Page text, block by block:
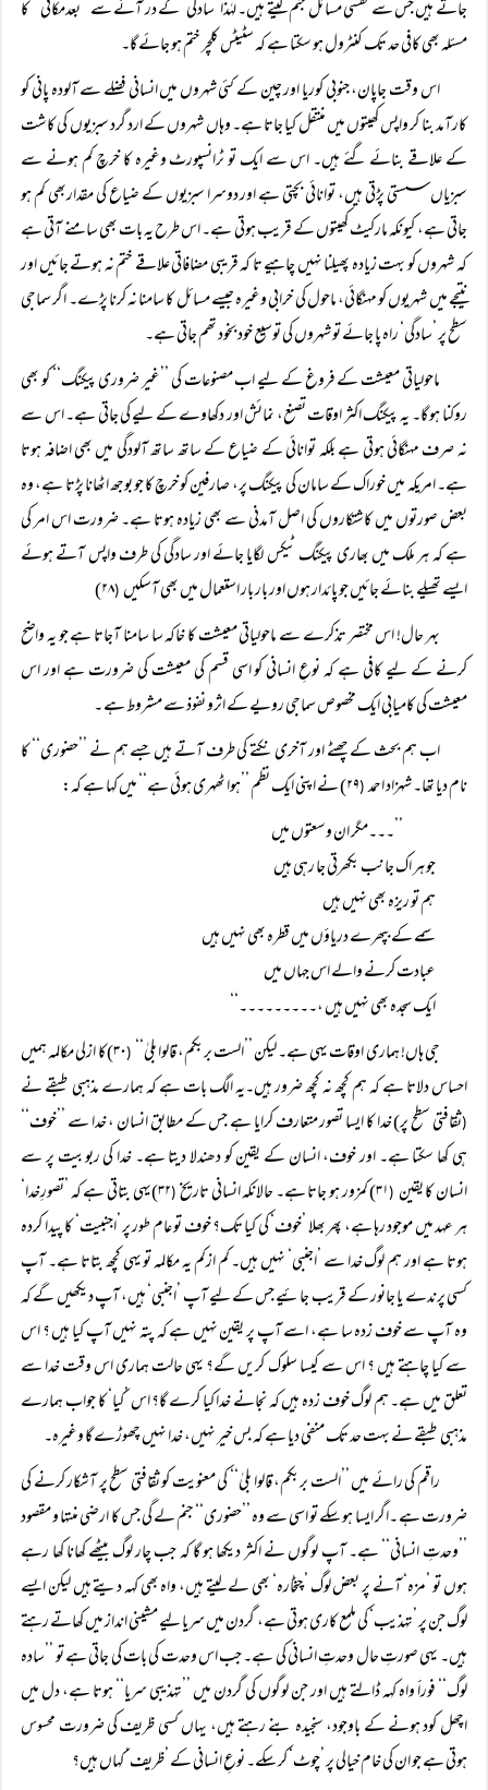
جاتے ہیں جس سے نفسی مسائل جنم لیتے ہیں۔ لہٰذا ’سادگی‘ کے در آنے سے ’’بعدمکانی‘‘ کا
مسئلہ بھی کافی حد تک کنٹرول ہو سکتا ہے کہ سٹیٹس کلچر ختم ہو جائے گا۔
اس وقت جاپان، جنوبی کوریا اور چین کے کئی شہروں میں انسانی فضلے سے آلودہ پانی کو
کارآمد بنا کر واپس کھیتوں میں منتقل کیا جاتا ہے۔ وہاں شہروں کے ارد گرد سبزیوں کی کاشت
کے علاقے بنائے گئے ہیں۔ اس سے ایک تو ٹرانسپورٹ وغیرہ کا خرچ کم ہونے سے
سبزیاں سستی پڑتی ہیں، توانائی بچتی ہے اور دوسرا سبزیوں کے ضیاع کی مقداربھی کم ہو
جاتی ہے، کیونکہ مارکیٹ کھیتوں کے قریب ہوتی ہے۔ اس طرح یہ بات بھی سامنے آتی ہے
کہ شہروں کو بہت زیادہ پھیلنا نہیں چاہیے تا کہ قریبی مضافاتی علاقے ختم نہ ہوتے جائیں اور
نتیجے میں شہریوں کو مہنگائی، ماحول کی خرابی وغیرہ جیسے مسائل کا سامنا نہ کرنا پڑے۔ اگر سماجی
سطح پر ’سادگی‘ راہ پا جائے تو شہروں کی توسیع خود بخود تھم جاتی ہے۔
ماحولیاتی معیشت کے فروغ کے لیے اب مصنوعات کی ’’غیر ضروری پیکنگ‘‘ کو بھی
روکنا ہو گا۔ یہ پیکنگ اکثر اوقات تصنع، نمائش اور دکھاوے کے لیے کی جاتی ہے۔ اس سے
نہ صرف مہنگائی ہوتی ہے بلکہ توانائی کے ضیاع کے ساتھ ساتھ آلودگی میں بھی اضافہ ہوتا
ہے۔ امریکہ میں خوراک کے سامان کی پیکنگ پر، صارفین کو خرچ کا جو بوجھ اٹھانا پڑتا ہے، وہ
بعض صورتوں میں کاشتکاروں کی اصل آمدنی سے بھی زیادہ ہوتا ہے۔ ضرورت اس امر کی
ہے کہ ہر ملک میں بھاری پیکنگ ٹیکس لگایا جائے اور سادگی کی طرف واپس آتے ہوئے
ایسے تھیلے بنائے جائیں جو پائدار ہوں اور بار بار استعمال میں بھی آسکیں (۲۸)
بہر حال! اس مختصر تذکرے سے ماحولیاتی معیشت کا خاکہ سا سامنا آجاتا ہے جو یہ واضح
کرنے کے لیے کافی ہے کہ نوعِ انسانی کو اسی قسم کی معیشت کی ضرورت ہے اور اس
معیشت کی کامیابی ایک مخصوص سماجی رویے کے اثرو نفوذ سے مشروط ہے ۔
اب ہم بحث کے چھٹے اور آخری نکتے کی طرف آتے ہیں جسے ہم نے ’’حضوری‘‘ کا
نام دیا تھا۔ شہزاد احمد(۲۹) نے اپنی ایک نظم ’’ہوا ٹھہری ہوئی ہے‘‘ میں کہا ہے کہ:
’’۔۔۔مگر ان وسعتوں میں
جو ہر اک جانب بکھرتی جا رہی ہیں
ہم تو ریزہ بھی نہیں ہیں
سمے کے بپھرے دریاؤں میں قطرہ بھی نہیں ہیں
عبادت کرنے والے اس جہاں میں
ایک سجدہ بھی نہیں ہیں ،۔۔۔۔۔۔۔۔۔‘‘
جی ہاں! ہماری اوقات یہی ہے۔ لیکن ’’الست بربکم، قالوا بلیٰ‘‘
(
۳۰)کا ازلی مکالمہ ہمیں
احساس دلاتا ہے کہ ہم کچھ نہ کچھ ضرور ہیں۔یہ الگ بات ہے کہ ہمارے مذہبی طبقے نے
(ثقافتی سطح پر) خدا کا ایسا تصور متعارف کرایا ہے جس کے مطابق انسان ، خدا سے ’’خوف‘‘
ہی کھا سکتا ہے۔ اور خوف، انسان کے یقین کو دھندلا دیتا ہے۔ خدا کی ربوبیت پر سے
انسان کا یقین (۳۱) کمزور ہو جاتا ہے۔ حالانکہ انسانی تاریخ (
۳۲)یہی بتاتی ہے کہ ’تصورِخدا‘
ہر عہد میں موجود رہا ہے، پھر بھلا ’خوف‘ کی کیا تک؟ خوف تو عام طور پر ’اجنبیت‘ کا پیدا کردہ
ہوتا ہے اور ہم لوگ خدا سے ’اجنبی‘ نہیں ہیں۔ کم ازکم یہ مکالمہ تو یہی کچھ بتاتا ہے۔ آپ
کسی پرندے یا جانور کے قریب جائیے جس کے لیے آپ ’اجنبی‘ ہیں، آپ دیکھیں گے کہ
وہ آپ سے خوف زدہ سا ہے، اسے آپ پر یقین نہیں ہے کہ پتہ نہیں آپ کیا ہیں ؟ اس
سے کیا چاہتے ہیں ؟ اس سے کیسا سلوک کریں گے؟ یہی حالت ہماری اس وقت خدا سے
تعلق میں ہے۔ ہم لوگ خوف زدہ ہیں کہ نجانے خدا کیا کرے گا؟ اس ’کیا‘ کا جواب ہمارے
مذہبی طبقے نے بہت حد تک منفی دیا ہے کہ بس خیر نہیں، خدا نہیں چھوڑے گا وغیرہ۔
راقم کی رائے میں ’’الست بربکم، قالوا بلیٰ‘‘ کی معنویت کو ثقافتی سطح پر آشکار کرنے کی
ضرورت ہے ۔اگر ایسا ہو سکے تو اسی سے وہ ’’حضوری‘‘ جنم لے گی جس کا ارضی منتہا و مقصود
’’وحدتِ انسانی‘‘ ہے۔ آپ لوگوں نے اکثر دیکھا ہو گا کہ جب چار لوگ بیٹھے کھانا کھا رہے
ہوں تو ’مزہ‘ آنے پر بعض لوگ ’چٹخارہ‘ بھی لے لیتے ہیں، واہ بھی کہہ دیتے ہیں لیکن ایسے
لوگ جن پر ’تہذیب‘ کی ملمع کاری ہوتی ہے، گردن میں سریا لیے مشینی انداز میں کھاتے رہتے
ہیں۔ یہی صورتِ حال وحدتِ انسانی کی ہے۔ جب اس وحدت کی بات کی جاتی ہے تو ’’سادہ
لوگ‘‘ فوراََ واہ کہہ ڈالتے ہیں اور جن لوگوں کی گردن میں ’’تہذیبی سریا‘‘ ہوتا ہے، دل میں
اچھل کود ہونے کے باوجود، سنجیدہ بنے رہتے ہیں، یہاں کسی ظریف کی ضرورت محسوس
ہوتی ہے جو ان کی خام خیالی پر ’چوٹ‘ کر سکے۔ نوعِ انسانی کے ’ظریف‘ کہاں ہیں؟